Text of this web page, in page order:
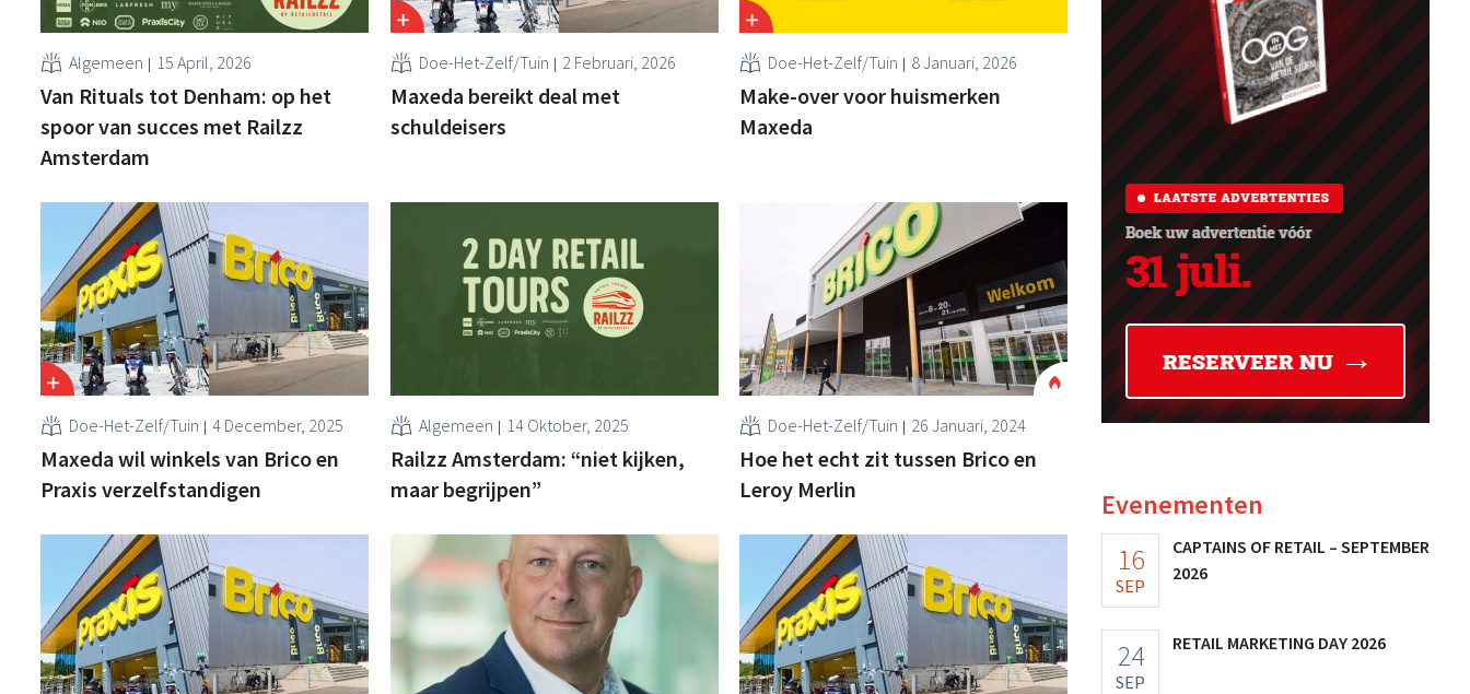
Algemeen 15 April, 2026
Van Rituals tot Denham: op het
spoor van succes met Railzz
Amsterdam
Doe-Het-Zelf/Tuin 2 Februari, 2026
Maxeda bereikt deal met
schuldeisers
Doe-Het-Zelf/Tuin 8 Januari, 2026
Make-over voor huismerken
Maxeda
Doe-Het-Zelf/Tuin 4 December, 2025
Maxeda wil winkels van Brico en
Praxis verzelfstandigen
Algemeen 14 Oktober, 2025
Railzz Amsterdam: “niet kijken,
maar begrijpen”
Doe-Het-Zelf/Tuin 26 Januari, 2024
Hoe het echt zit tussen Brico en
Leroy Merlin
Evenementen
16
SEP
CAPTAINS OF RETAIL – SEPTEMBER
2026
24
SEP
RETAIL MARKETING DAY 2026